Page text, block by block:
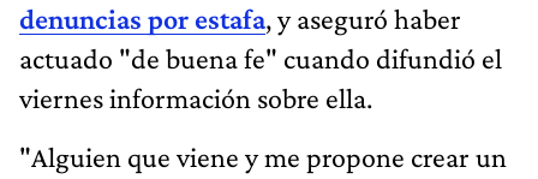
denuncias por estafa, y aseguró haber
actuado "de buena fe" cuando difundió el
viernes información sobre ella.
"Alguien que viene y me propone crear un